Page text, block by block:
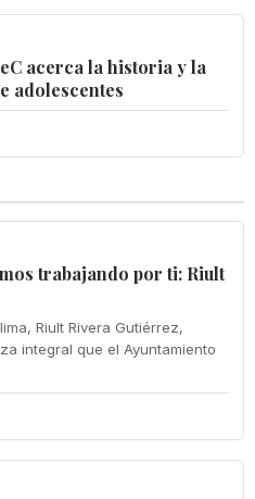
acerca la historia y la
adolescentes
trabajando por ti: Riult
Riult Rivera Gutiérrez,
integral que el Ayuntamiento